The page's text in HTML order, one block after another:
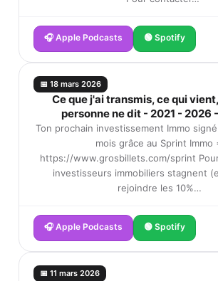
🎧 Apple Podcasts 🟢 Spotify
📅 18 mars 2026
Ce que j'ai transmis, ce qui
personne ne dit - 2021 - 2026
Ton prochain investissement Immo
mois grâce au Sprint Immo
https://www.grosbillets.com/sprint
investisseurs immobiliers stagnent
rejoindre les 10%…
🎧 Apple Podcasts 🟢 Spotify
📅 11 mars 2026